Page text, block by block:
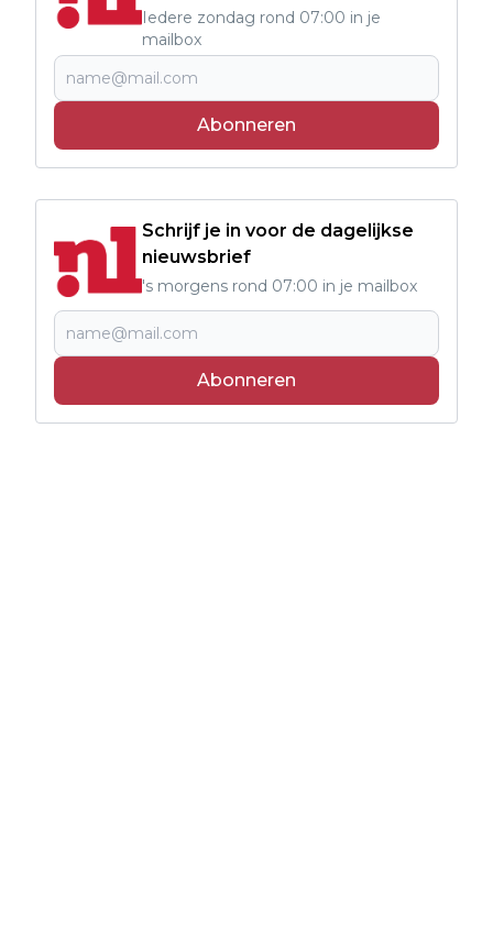
Iedere zondag rond 07:00 in je
mailbox
Abonneren
Schrijf je in voor de dagelijkse
nieuwsbrief
's morgens rond 07:00 in je mailbox
Abonneren